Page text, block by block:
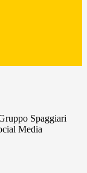
Spaggiari
Media